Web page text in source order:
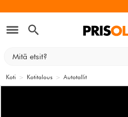
Koti > Kotitalous > Autotallit